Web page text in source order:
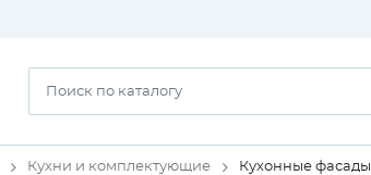
Кухни и комплектующие Кухонные фасады